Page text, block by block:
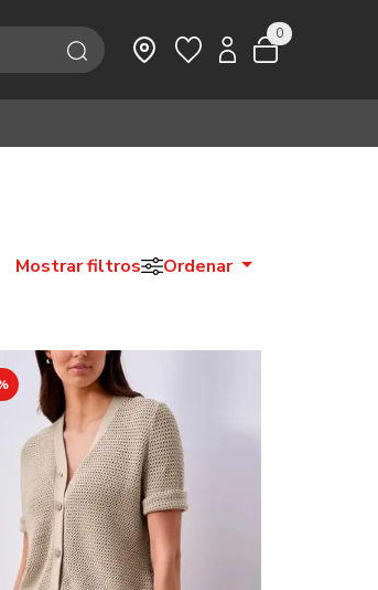
0
Mostrar filtros Ordenar